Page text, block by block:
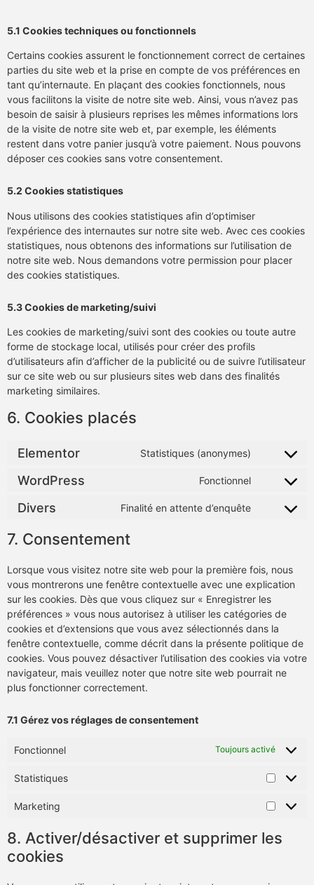
5.1 Cookies techniques ou fonctionnels
Certains cookies assurent le fonctionnement correct de certaines
parties du site web et la prise en compte de vos préférences en
tant qu’internaute. En plaçant des cookies fonctionnels, nous
vous facilitons la visite de notre site web. Ainsi, vous n’avez pas
besoin de saisir à plusieurs reprises les mêmes informations lors
de la visite de notre site web et, par exemple, les éléments
restent dans votre panier jusqu’à votre paiement. Nous pouvons
déposer ces cookies sans votre consentement.
5.2 Cookies statistiques
Nous utilisons des cookies statistiques afin d’optimiser
l’expérience des internautes sur notre site web. Avec ces cookies
statistiques, nous obtenons des informations sur l’utilisation de
notre site web. Nous demandons votre permission pour placer
des cookies statistiques.
5.3 Cookies de marketing/suivi
Les cookies de marketing/suivi sont des cookies ou toute autre
forme de stockage local, utilisés pour créer des profils
d’utilisateurs afin d’afficher de la publicité ou de suivre l’utilisateur
sur ce site web ou sur plusieurs sites web dans des finalités
marketing similaires.
6. Cookies placés
Elementor Statistiques (anonymes)
WordPress Fonctionnel
Divers Finalité en attente d’enquête
7. Consentement
Lorsque vous visitez notre site web pour la première fois, nous
vous montrerons une fenêtre contextuelle avec une explication
sur les cookies. Dès que vous cliquez sur « Enregistrer les
préférences » vous nous autorisez à utiliser les catégories de
cookies et d’extensions que vous avez sélectionnés dans la
fenêtre contextuelle, comme décrit dans la présente politique de
cookies. Vous pouvez désactiver l’utilisation des cookies via votre
navigateur, mais veuillez noter que notre site web pourrait ne
plus fonctionner correctement.
7.1 Gérez vos réglages de consentement
Fonctionnel Toujours activé
Statistiques
Marketing
8. Activer/désactiver et supprimer les
cookies